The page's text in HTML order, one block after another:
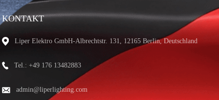
KONTAKT
Liper Elektro GmbH-Albrechtstr. 131, 12165 Berlin, Deutschland
Tel.: +49 176 13482883
admin@liperlighting.com